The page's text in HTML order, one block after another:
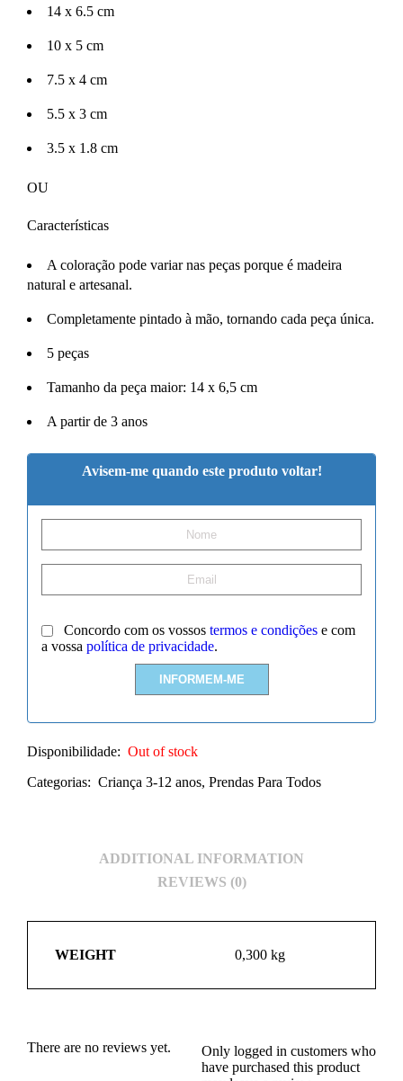
14 x 6.5 cm
10 x 5 cm
7.5 x 4 cm
5.5 x 3 cm
3.5 x 1.8 cm
OU
Características
A coloração pode variar nas peças porque é madeira
natural e artesanal.
Completamente pintado à mão, tornando cada peça única.
5 peças
Tamanho da peça maior: 14 x 6,5 cm
A partir de 3 anos
Avisem-me quando este produto voltar!
Concordo com os vossos termos e condições e com
a vossa política de privacidade.
Disponibilidade: Out of stock
Categorias: Criança 3-12 anos, Prendas Para Todos
ADDITIONAL INFORMATION
REVIEWS (0)
WEIGHT 0,300 kg
There are no reviews yet.
Only logged in customers who
have purchased this product